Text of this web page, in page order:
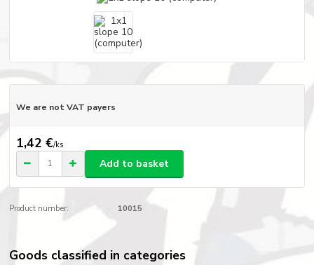
We are not VAT payers
1,42 €/ks
Add to basket
Product number: 10015
Goods classified in categories